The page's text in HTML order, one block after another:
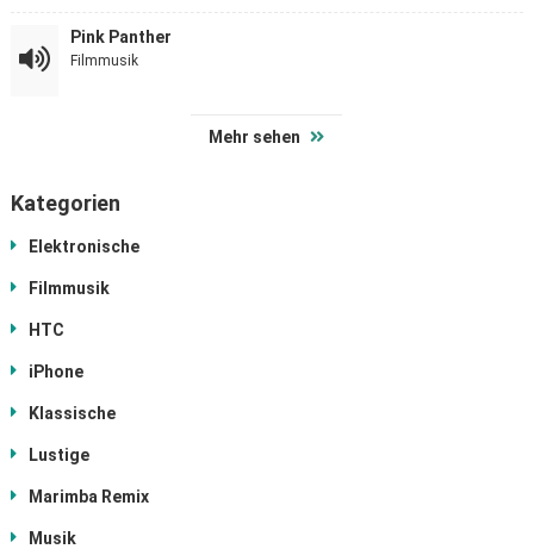
Pink Panther
Filmmusik
Mehr sehen
Kategorien
Elektronische
Filmmusik
HTC
iPhone
Klassische
Lustige
Marimba Remix
Musik